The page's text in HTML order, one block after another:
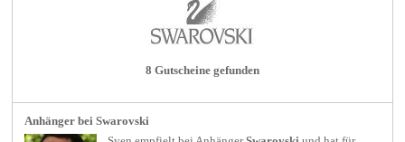
8 Gutscheine gefunden
Anhänger bei Swarovski